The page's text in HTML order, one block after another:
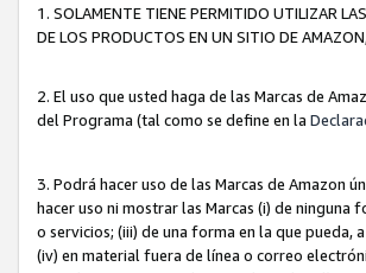
1. SOLAMENTE TIENE PERMITIDO UTILIZAR
DE LOS PRODUCTOS EN UN SITIO DE
2. El uso que usted haga de las Marcas de
del Programa (tal como se define en la
3. Podrá hacer uso de las Marcas de Amazon
hacer uso ni mostrar las Marcas (i) de
o servicios; (iii) de una forma en la que pueda,
(iv) en material fuera de línea o correo